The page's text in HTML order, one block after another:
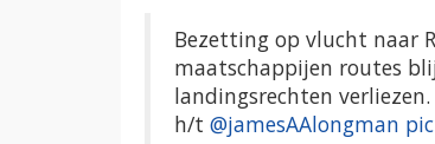
Bezetting op vlucht naar
maatschappijen routes
landingsrechten
h/t @jamesAAlongman